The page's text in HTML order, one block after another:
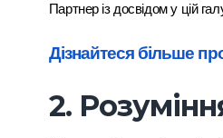
Партнер із досвідом у цій
Дізнайтеся більше
2.